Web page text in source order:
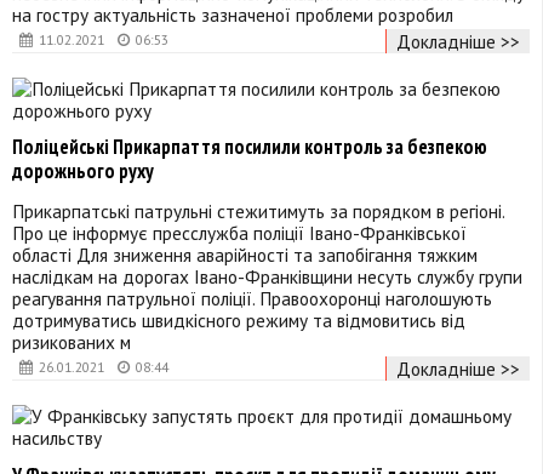
11.02.2021 06:53
на гостру актуальність зазначеної проблеми розробил
Докладніше >>
26.01.2021 08:44
Поліцейські Прикарпаття посилили контроль за безпекою
дорожнього руху
Прикарпатські патрульні стежитимуть за порядком в регіоні.
Про це інформує пресслужба поліції Івано-Франківської
області Для зниження аварійності та запобігання тяжким
наслідкам на дорогах Івано-Франківщини несуть службу групи
реагування патрульної поліції. Правоохоронці наголошують
дотримуватись швидкісного режиму та відмовитись від
ризикованих м
Докладніше >>